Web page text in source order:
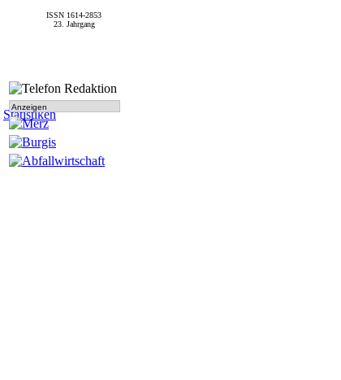
Anzeigen
ISSN 1614-2853
23. Jahrgang
Statistiken